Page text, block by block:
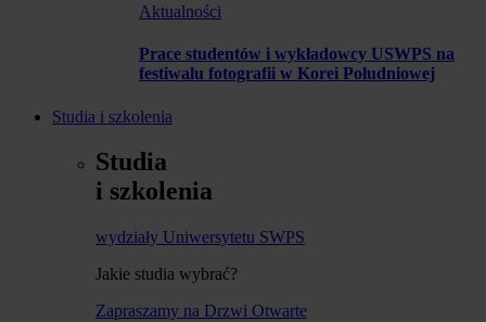
Aktualności
Prace studentów i wykładowcy USWPS na
festiwalu fotografii w Korei Południowej
Studia i szkolenia
Studia
i szkolenia
wydziały Uniwersytetu SWPS
Jakie studia wybrać?
Zapraszamy na Drzwi Otwarte